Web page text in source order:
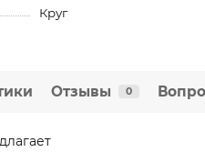
Круг
Отзывы 0